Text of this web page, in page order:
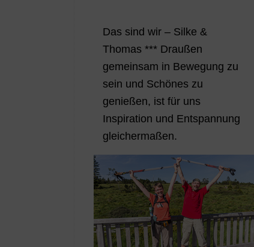
Das sind wir – Silke &
Thomas *** Draußen
gemeinsam in Bewegung zu
sein und Schönes zu
genießen, ist für uns
Inspiration und Entspannung
gleichermaßen.